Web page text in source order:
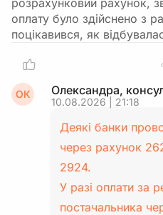
розрахунковий рахунок,
оплату було здійснено з
поцікавився, як
ОК Олександра,
10.08.2026 | 21:18
Деякі банки
через рахунок
2924.
У разі оплати за
постачальника